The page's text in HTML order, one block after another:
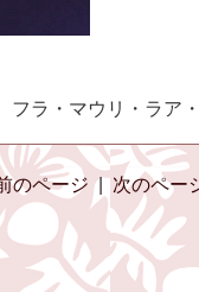
フラ・マウリ・ラア
のページ |次のペー